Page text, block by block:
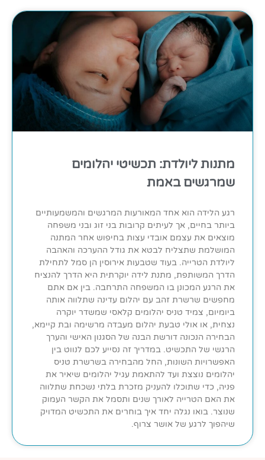
מתנות ליולדת: תכשיטי יהלומים
שמרגשים באמת
רגע הלידה הוא אחד המאורעות המרגשים והמשמעותיים
ביותר בחיים, אך לעיתים קרובות בני זוג ובני משפחה
מוצאים את עצמם אובדי עצות בחיפוש אחר המתנה
המושלמת שתצליח לבטא את גודל ההערכה והאהבה
ליולדת הטרייה. בעוד שטבעות אירוסין הן סמל לתחילת
הדרך המשותפת, מתנת לידה יוקרתית היא הדרך להנציח
את הרגע המכונן בו המשפחה התרחבה. בין אם אתם
מחפשים שרשרת זהב עם יהלום עדינה שתלווה אותה
ביומיום, צמיד טניס יהלומים קלאסי שמשדר יוקרה
נצחית, או אולי טבעת יהלום מעבדה מרשימה ובת קיימא,
הבחירה הנכונה דורשת הבנה של הסגנון האישי והערך
הרגשי של התכשיט. במדריך זה נסייע לכם לנווט בין
האפשרויות השונות, החל מהבחירה בשרשרת טניס
יהלומים נוצצת ועד להתאמת עגיל יהלומים שיאיר את
פניה, כדי שתוכלו להעניק מזכרת בלתי נשכחת שתלווה
את האם הטרייה לאורך שנים ותסמל את הקשר העמוק
שנוצר. בואו נגלה יחד איך בוחרים את התכשיט המדויק
שיהפוך לרגע של אושר צרוף.